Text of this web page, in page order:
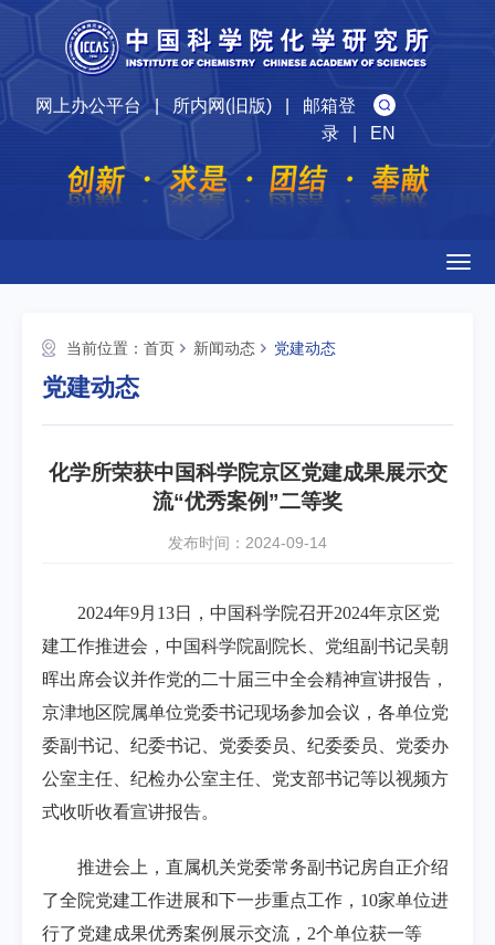
网上办公平台|所内网(旧版)| 邮箱登
录| EN
当前位置： 首页 新闻动态 党建动态
党建动态
化学所荣获中国科学院京区党建成果展示交
流“优秀案例”二等奖
发布时间：2024-09-14
2024年9月13日，中国科学院召开2024年京区党
建工作推进会，中国科学院副院长、党组副书记吴朝
晖出席会议并作党的二十届三中全会精神宣讲报告，
京津地区院属单位党委书记现场参加会议，各单位党
委副书记、纪委书记、党委委员、纪委委员、党委办
公室主任、纪检办公室主任、党支部书记等以视频方
式收听收看宣讲报告。
推进会上，直属机关党委常务副书记房自正介绍
了全院党建工作进展和下一步重点工作，10家单位进
行了党建成果优秀案例展示交流，2个单位获一等